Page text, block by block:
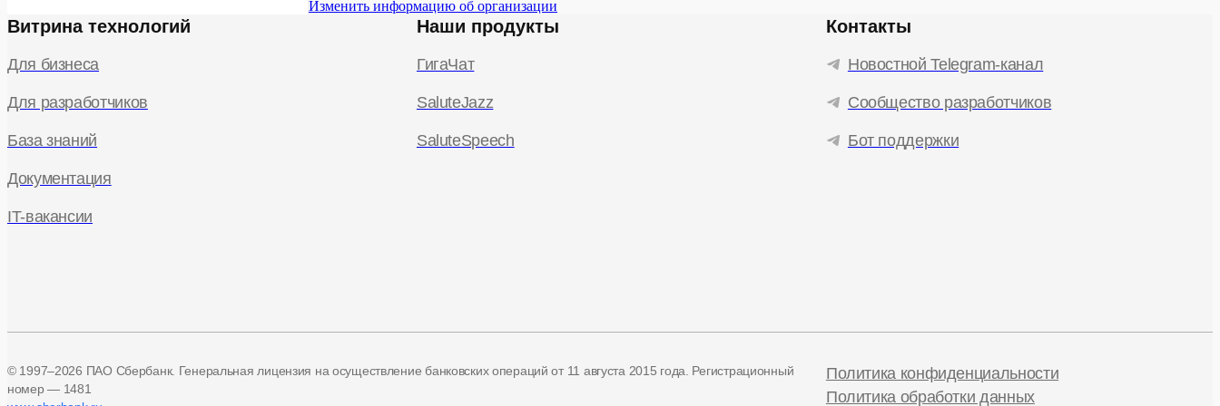
Изменить информацию об организации
Витрина технологий
Для бизнеса
Для разработчиков
База знаний
Документация
IT-вакансии
Наши продукты
ГигаЧат
SaluteJazz
SaluteSpeech
Контакты
Новостной Telegram-канал
Сообщество разработчиков
Бот поддержки
© 1997–2026 ПАО Сбербанк. Генеральная лицензия на осуществление банковских операцийот 11 августа 2015 года. Регистрационный
номер — 1481
Политика конфиденциальности
Политика обработки данных